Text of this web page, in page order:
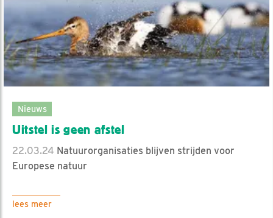
Nieuws
Uitstel is geen afstel
22.03.24 Natuurorganisaties blijven strijden voor
Europese natuur
lees meer